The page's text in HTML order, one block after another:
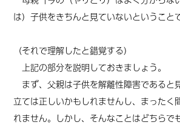
は）子供をきちんと見ていないということ
（それで理解したと錯覚する）
上記の部分を説明しておきましょう。
まず、父親は子供を解離性障害であると
立ては正しいかもしれませんし、まったく
れません。しかし、そんなことはどちらで